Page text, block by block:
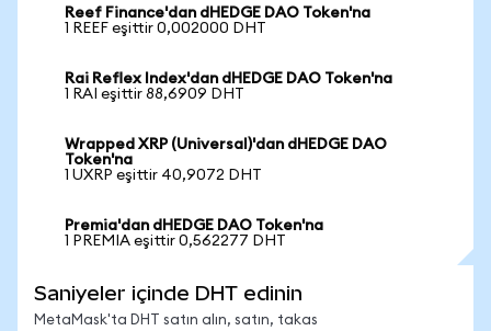
Reef Finance'dan dHEDGE DAO Token'na
1 REEF eşittir 0,002000 DHT
Rai Reflex Index'dan dHEDGE DAO Token'na
1 RAI eşittir 88,6909 DHT
Wrapped XRP (Universal)'dan dHEDGE DAO
Token'na
1 UXRP eşittir 40,9072 DHT
Premia'dan dHEDGE DAO Token'na
1 PREMIA eşittir 0,562277 DHT
Saniyeler içinde DHT edinin
MetaMask'ta DHT satın alın, satın, takas